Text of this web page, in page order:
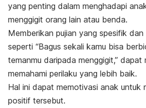
yang penting dalam menghadapi
menggigit orang lain atau benda.
Memberikan pujian yang spesifik
seperti “Bagus sekali kamu bisa
temanmu daripada menggigit,” dapat
memahami perilaku yang lebih baik.
Hal ini dapat memotivasi anak untuk
positif tersebut.